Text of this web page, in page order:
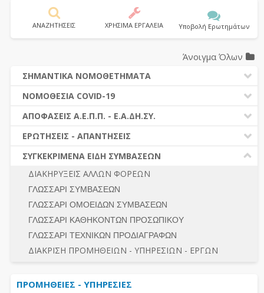
ΑΝΑΖΗΤΗΣΕΙΣ ΧΡΗΣΙΜΑ ΕΡΓΑΛΕΙΑ Υποβολή Ερωτημάτων
Άνοιγμα Όλων
ΣΗΜΑΝΤΙΚΑ ΝΟΜΟΘΕΤΗΜΑΤΑ
ΔΗΜΟΣΙΕΣ ΣΥΜΒΑΣΕΙΣ (Ν. 4412/2016)
ΔΗΜΟΤΙΚΟΣ ΚΩΔΙΚΑΣ (Ν.3463/2006)
ΚΑΛΛΙΚΡΑΤΗΣ (Ν.3852/2010)
ΝΟΜΟΘΕΣΙΑ - ΝΟΜΟΛΟΓΙΑ (ΣΥΝΟΛΟ)
ΝΟΜΟΘΕΣΙΑ COVID-19
ΝΟΜΟΘΕΣΙΑ - ΝΟΜΟΛΟΓΙΑ COVID -19
ΕΡΩΤΗΣΕΙΣ - ΑΠΑΝΤΗΣΕΙΣ
ΑΠΟΦΑΣΕΙΣ Α.Ε.Π.Π. - Ε.Α.ΔΗ.ΣΥ.
ΠΡΟΔΙΚΑΣΤΙΚΗ ΠΡΟΣΦΥΓΗ
ΓΕΝΙΚΟΙ ΚΑΝΟΝΕΣ
ΔΙΚΑΙΟΥΜΕΝΟΙ ΣΥΜΜΕΤΟΧΗΣ
ΠΡΟΣΦΟΡΕΣ – ΔΙΚΑΙΟΛΟΓΗΤΙΚΑ ΣΥΜΜΕΤΟΧΗΣ
ΔΙΕΞΑΓΩΓΗ ΔΙΑΔΙΚΑΣΙΑΣ
ΕΣΗΔΗΣ – ΚΗΜΔΗΣ
ΠΕΡΙΛΗΨΕΙΣ ΑΠΟΦΑΣΕΩΝ Α.Ε.Π.Π. - Ε.Α.ΔΗ.ΣΥ.
ΣΥΝΟΛΟ
ΕΡΩΤΗΣΕΙΣ - ΑΠΑΝΤΗΣΕΙΣ
Ν. 4782/2021 - ΤΡΟΠΟΠΟΙΗΣΗ 4412/2016
ΔΙΕΞΑΓΩΓΗ ΔΙΑΔΙΚΑΣΙΑΣ
ΔΙΑΔΙΚΑΣΙΕΣ ΑΝΑΘΕΣΗΣ
ΓΕΝΙΚΟΙ ΚΑΝΟΝΕΣ
ΠΡΟΕΤΟΙΜΑΣΙΑ - ΔΗΜΟΣΙΟΤΗΤΑ
ΛΟΓΟΙ ΑΠΟΚΛΕΙΣΜΟΥ-ΔΙΚΑΙΟΥΜΕΝΟΙ ΣΥΜΜΕΤΟΧΗΣ
ΠΡΟΣΦΟΡΕΣ - ΔΙΚΑΙΟΛΟΓΗΤΙΚΑ ΣΥΜΜΕΤΟΧΗΣ
ΣΥΓΚΕΚΡΙΜΕΝΑ ΕΙΔΗ ΣΥΜΒΑΣΕΩΝ
ΔΙΑΚΗΡΥΞΕΙΣ ΑΛΛΩΝ ΦΟΡΕΩΝ
ΓΛΩΣΣΑΡΙ ΣΥΜΒΑΣΕΩΝ
ΓΛΩΣΣΑΡΙ ΟΜΟΕΙΔΩΝ ΣΥΜΒΑΣΕΩΝ
ΓΛΩΣΣΑΡΙ ΚΑΘΗΚΟΝΤΩΝ ΠΡΟΣΩΠΙΚΟΥ
ΓΛΩΣΣΑΡΙ ΤΕΧΝΙΚΩΝ ΠΡΟΔΙΑΓΡΑΦΩΝ
ΔΙΑΚΡΙΣΗ ΠΡΟΜΗΘΕΙΩΝ - ΥΠΗΡΕΣΙΩΝ - ΕΡΓΩΝ
ΠΡΟΜΗΘΕΙΕΣ - ΥΠΗΡΕΣΙΕΣ